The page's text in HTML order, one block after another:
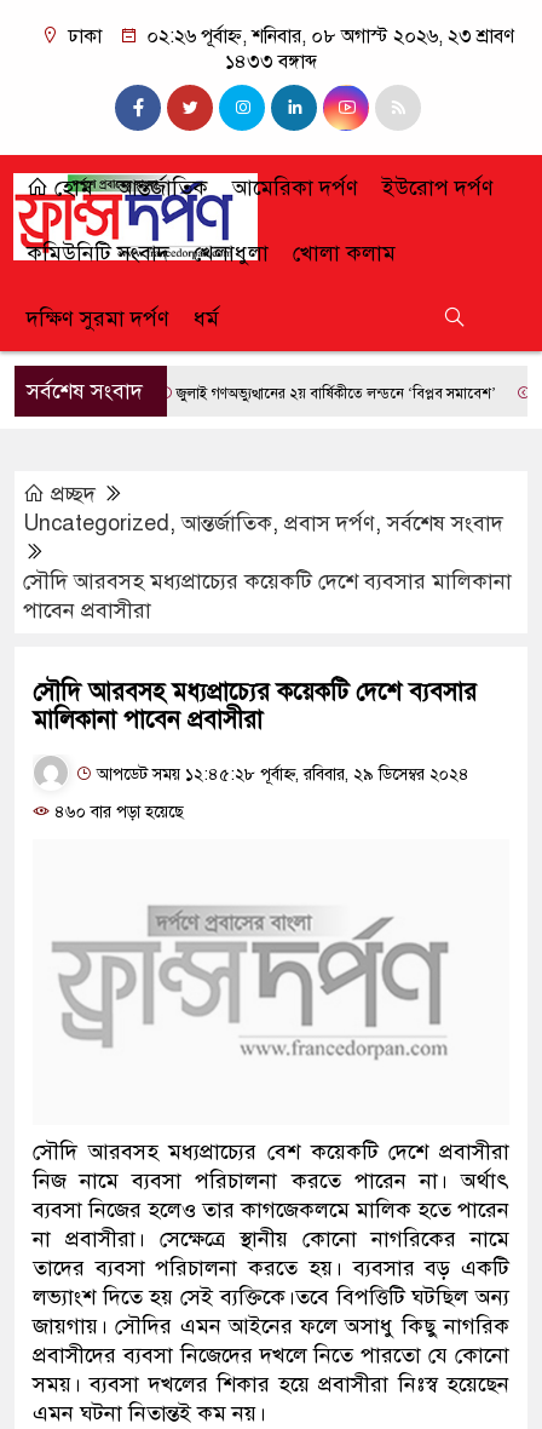
ঢাকা
০২:২৬ পূর্বাহ্ন, শনিবার, ০৮ অগাস্ট ২০২৬, ২৩ শ্রাবণ
১৪৩৩ বঙ্গাব্দ
হোম আন্তর্জাতিক আমেরিকা দর্পণ ইউরোপ দর্পণ
কমিউনিটি সংবাদ খেলাধুলা খোলা কলাম
দক্ষিণ সুরমা দর্পণ ধর্ম
সর্বশেষ সংবাদজুলাই গণঅভ্যুত্থানের ২য় বার্ষিকীতে লন্ডনে ‘বিপ্লব সমাবেশ’ ফ্রান্সে
প্রচ্ছদ
Uncategorized,আন্তর্জাতিক, প্রবাস দর্পণ,সর্বশেষ সংবাদ
সৌদি আরবসহ মধ্যপ্রাচ্যের কয়েকটি দেশে ব্যবসার মালিকানা
পাবেন প্রবাসীরা
সৌদি আরবসহ মধ্যপ্রাচ্যের কয়েকটি দেশে ব্যবসার
মালিকানা পাবেন প্রবাসীরা
আপডেট সময় ১২:৪৫:২৮ পূর্বাহ্ন, রবিবার, ২৯ ডিসেম্বর ২০২৪
৪৬০ বার পড়া হয়েছে
সৌদি আরবসহ মধ্যপ্রাচ্যের বেশ কয়েকটি দেশে প্রবাসীরা
নিজ নামে ব্যবসা পরিচালনা করতে পারেন না। অর্থাৎ
ব্যবসা নিজের হলেও তার কাগজেকলমে মালিক হতে পারেন
না প্রবাসীরা। সেক্ষেত্রে স্থানীয় কোনো নাগরিকের নামে
তাদের ব্যবসা পরিচালনা করতে হয়। ব্যবসার বড় একটি
লভ্যাংশ দিতে হয় সেই ব্যক্তিকে।তবে বিপত্তিটি ঘটছিল অন্য
জায়গায়। সৌদির এমন আইনের ফলে অসাধু কিছু নাগরিক
প্রবাসীদের ব্যবসা নিজেদের দখলে নিতে পারতো যে কোনো
সময়। ব্যবসা দখলের শিকার হয়ে প্রবাসীরা নিঃস্ব হয়েছেন
এমন ঘটনা নিতান্তই কম নয়।